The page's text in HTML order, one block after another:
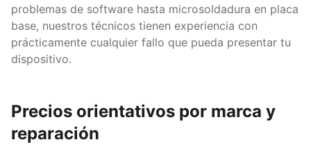
problemas de software hasta microsoldadura en placa
base, nuestros técnicos tienen experiencia con
prácticamente cualquier fallo que pueda presentar tu
dispositivo.
Precios orientativos por marca y
reparación